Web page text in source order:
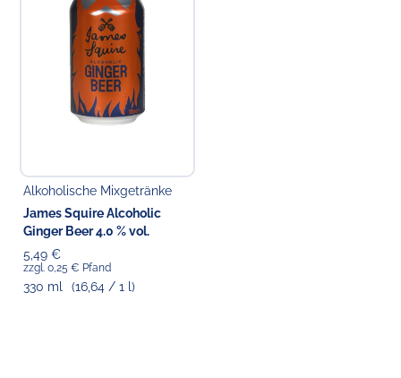
Koldingstr. 1B
22769 Hamburg
Alkoholische Mixgetränke
James Squire Alcoholic
Ginger Beer 4.0 % vol.
5,49 €
zzgl. 0,25 € Pfand
330 ml (16,64 / 1 l)